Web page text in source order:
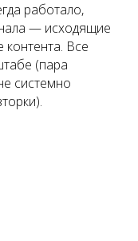
работало,
— исходящие
Все
(пара
системно